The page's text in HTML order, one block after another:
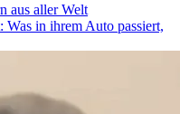
aus aller Welt
Was in ihrem Auto passiert,